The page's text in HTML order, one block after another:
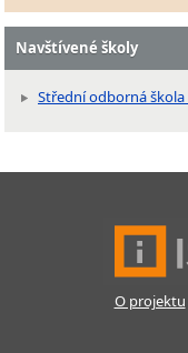
Navštívené školy
Střední odborná škola
O projektu